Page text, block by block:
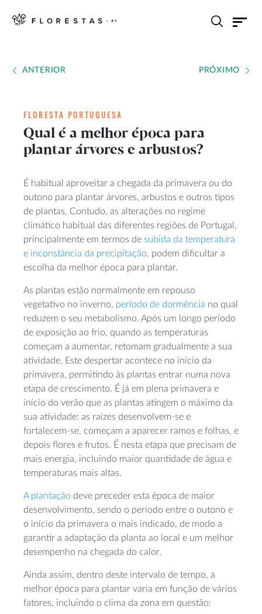
ANTERIOR PRÓXIMO
FLORESTA PORTUGUESA
Qual é a melhor época para
plantar árvores e arbustos?
É habitual aproveitar a chegada da primavera ou do
outono para plantar árvores, arbustos e outros tipos
de plantas. Contudo, as alterações no regime
climático habitual das diferentes regiões de Portugal,
principalmente em termos de subida da temperatura
e inconstância da precipitação, podem dificultar a
escolha da melhor época para plantar.
As plantas estão normalmente em repouso
vegetativo no inverno, período de dormência no qual
reduzem o seu metabolismo. Após um longo período
de exposição ao frio, quando as temperaturas
começam a aumentar, retomam gradualmente a sua
atividade. Este despertar acontece no início da
primavera, permitindo às plantas entrar numa nova
etapa de crescimento. É já em plena primavera e
início do verão que as plantas atingem o máximo da
sua atividade: as raízes desenvolvem-se e
fortalecem-se, começam a aparecer ramos e folhas, e
depois flores e frutos. É nesta etapa que precisam de
mais energia, incluindo maior quantidade de água e
temperaturas mais altas.
A plantação deve preceder esta época de maior
desenvolvimento, sendo o período entre o outono e
o início da primavera o mais indicado, de modo a
garantir a adaptação da planta ao local e um melhor
desempenho na chegada do calor.
Ainda assim, dentro deste intervalo de tempo, a
melhor época para plantar varia em função de vários
fatores, incluindo o clima da zona em questão: